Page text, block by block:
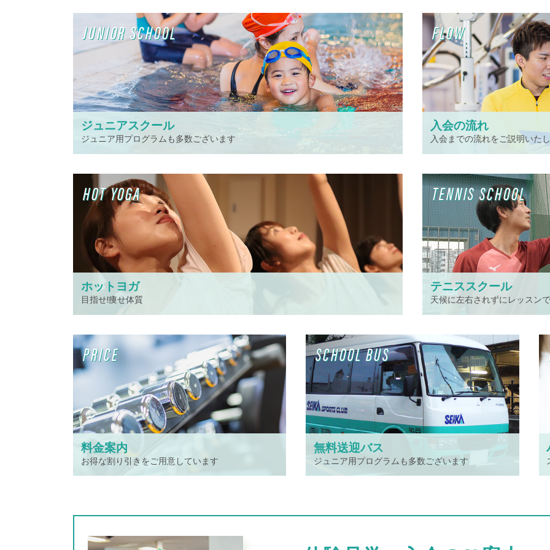
ジュニアスクール
ジュニア用プログラムも多数ございます
JUNIOR SCHOOL
入会の流れ
入会までの流れをご説明いた
FLOW
ホットヨガ
目指せ!痩せ体質
HOT YOGA
テニススクール
天候に左右されずにレッスン
TENNIS SCHOOL
料金案内
お得な割り引きをご用意しています
PRICE
無料送迎バス
ジュニア用プログラムも多数ございます
SCHOOL BUS